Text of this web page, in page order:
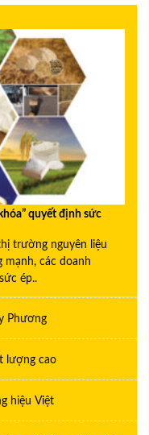
quyết định sức
trường nguyên liệu
mạnh, các doanh
ép..
Phương
lượng cao
hiệu Việt